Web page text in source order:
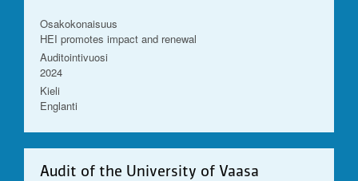
Osakokonaisuus
HEI promotes impact and renewal
Auditointivuosi
2024
Kieli
Englanti
Audit of the University of Vaasa